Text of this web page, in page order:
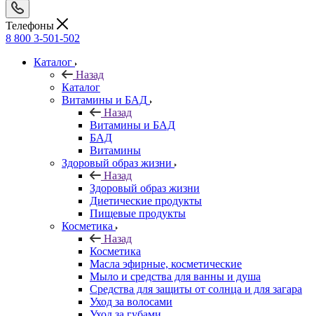
Телефоны
8 800 3-501-502
Каталог
Назад
Каталог
Витамины и БАД
Назад
Витамины и БАД
БАД
Витамины
Здоровый образ жизни
Назад
Здоровый образ жизни
Диетические продукты
Пищевые продукты
Косметика
Назад
Косметика
Масла эфирные, косметические
Мыло и средства для ванны и душа
Средства для защиты от солнца и для загара
Уход за волосами